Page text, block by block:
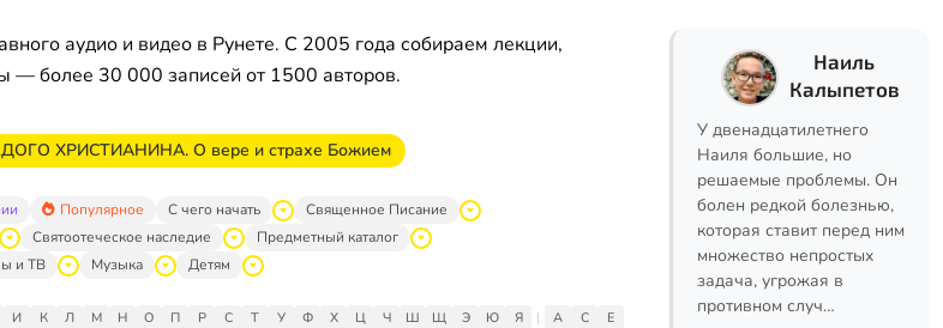
аудио и видео в Рунете. С 2005 года собираем лекции,
— более 30 000 записей от 1500 авторов.
ХРИСТИАНИНА. О вере и страхе Божием
Популярное С чего начать
Священное Писание
Святоотеческое наследие
Предметный каталог
и ТВ Музыка Детям
И К Л М Н О П Р С Т У Ф Х Ц Ч Ш Щ Э Ю Я | A C
E
Наиль
Калыпетов
У двенадцатилетнего
Наиля большие, но
решаемые проблемы. Он
болен редкой болезнью,
которая ставит перед ним
множество непростых
задача, угрожая в
противном случ…